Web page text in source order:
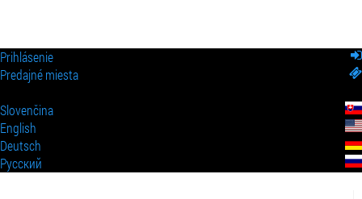
Prihlásenie
Predajné miesta
Slovenčina
English
Deutsch
Pусский